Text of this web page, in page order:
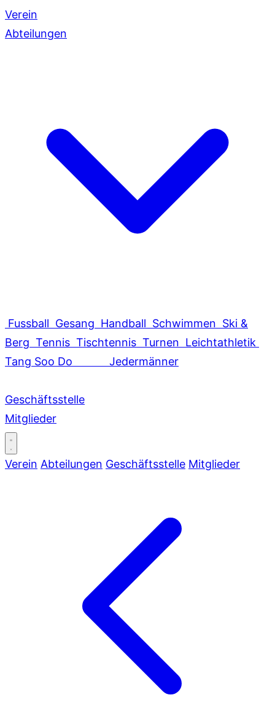
Verein
Abteilungen
Fussball Gesang Handball Schwimmen Ski &
Berg Tennis Tischtennis Turnen Leichtathletik
Tang Soo Do
Jedermänner
Geschäftsstelle
Mitglieder
Verein Abteilungen Geschäftsstelle Mitglieder